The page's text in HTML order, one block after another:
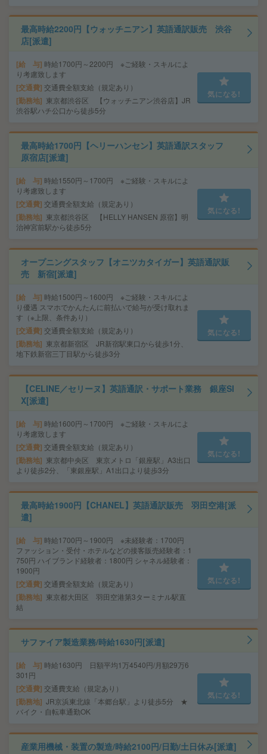
最高時給2200円【ウォッチニアン】英語通訳販売 渋谷
店[派遣]
給 与 時給1700円～2200円 ※ご経験・スキルによ
り考慮致します
交通費 交通費全額支給（規定あり）
勤務地
東京都渋谷区 【ウォッチニアン渋谷店】JR
渋谷駅ハチ公口から徒歩5分
気になる!
最高時給1700円【ヘリーハンセン】英語通訳スタッフ
原宿店[派遣]
給 与 時給1550円～1700円 ※ご経験・スキルによ
り考慮致します
交通費 交通費全額支給（規定あり）
勤務地
東京都渋谷区 【HELLY HANSEN 原宿】明
治神宮前駅から徒歩5分
気になる!
オープニングスタッフ【オニツカタイガー】英語通訳販
売 新宿[派遣]
給 与 時給1500円～1600円 ※ご経験・スキルによ
り優遇 スマホでかんたんに前払いで給与が受け取れま
す（※上限、条件あり）
交通費 交通費全額支給（規定あり）
勤務地
東京都新宿区 JR新宿駅東口から徒歩1分、
地下鉄新宿三丁目駅から徒歩3分
気になる!
【CELINE／セリーヌ】英語通訳・サポート業務 銀座SI
X[派遣]
給 与 時給1600円～1700円 ※ご経験・スキルによ
り考慮致します
交通費 交通費全額支給（規定あり）
勤務地
東京都中央区 東京メトロ「銀座駅」A3出口
より徒歩2分、「東銀座駅」A1出口より徒歩3分
気になる!
最高時給1900円【CHANEL】英語通訳販売 羽田空港[派
遣]
給 与 時給1700円～1900円 ※未経験者：1700円
ファッション・受付・ホテルなどの接客販売経験者：1
750円 ハイブランド経験者：1800円 シャネル経験者：
1900円
交通費 交通費全額支給（規定あり）
勤務地
東京都大田区 羽田空港第3ターミナル駅直
結
気になる!
サファイア製造業務/時給1630円[派遣]
給 与 時給1630円 日額平均1万4540円/月額29万6
301円
交通費 交通費支給（規定あり）
勤務地 JR京浜東北線「本郷台駅」より徒歩5分 ★
バイク・自転車通勤OK
気になる!
産業用機械・装置の製造/時給2100円/日勤/土日休み[派遣]